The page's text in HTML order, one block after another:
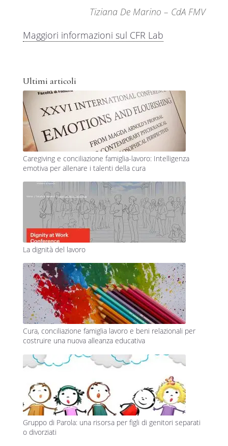
Tiziana De Marino – CdA FMV
Maggiori informazioni sul CFR Lab
Ultimi articoli
Caregiving e conciliazione famiglia-lavoro: Intelligenza
emotiva per allenare i talenti della cura
La dignità del lavoro
Cura, conciliazione famiglia lavoro e beni relazionali per
costruire una nuova alleanza educativa
Gruppo di Parola: una risorsa per figli di genitori separati
o divorziati